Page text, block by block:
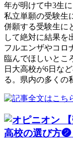
年が明けて中3生
私立単願の受験生
併願する受験生に
して絶対に結果を
フルエンザやコロ
臨んでほしいとこ
日大高校が6日な
る。県内の多くの
高校の選び方